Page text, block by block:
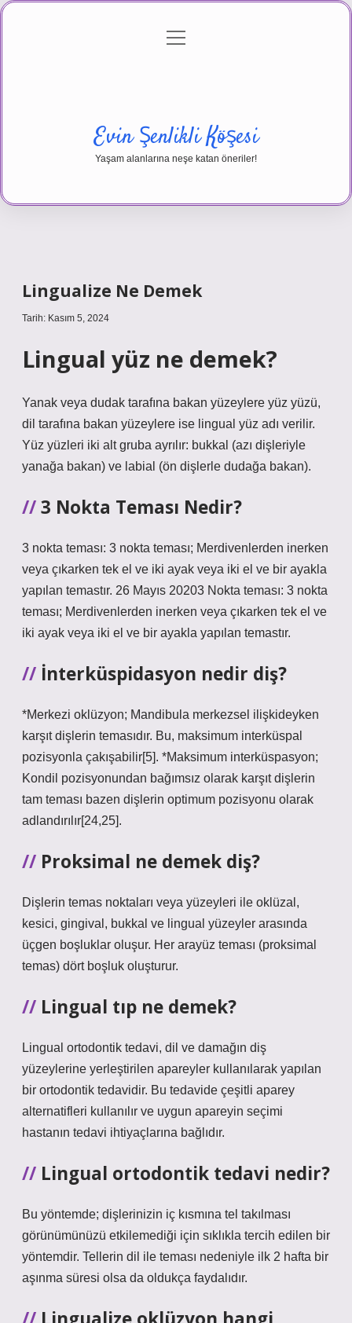
Gizlilik Politikası
menüyü
Evin Şenlikli Köşesi
Yaşam alanlarına neşe katan öneriler!
Lingualize Ne Demek
Tarih: Kasım 5, 2024
Lingual yüz ne demek?
Yanak veya dudak tarafına bakan yüzeylere yüz yüzü,
dil tarafına bakan yüzeylere ise lingual yüz adı verilir.
Yüz yüzleri iki alt gruba ayrılır: bukkal (azı dişleriyle
yanağa bakan) ve labial (ön dişlerle dudağa bakan).
3 Nokta Teması Nedir?
3 nokta teması: 3 nokta teması; Merdivenlerden inerken
veya çıkarken tek el ve iki ayak veya iki el ve bir ayakla
yapılan temastır. 26 Mayıs 20203 Nokta teması: 3 nokta
teması; Merdivenlerden inerken veya çıkarken tek el ve
iki ayak veya iki el ve bir ayakla yapılan temastır.
İnterküspidasyon nedir diş?
*Merkezi oklüzyon; Mandibula merkezsel ilişkideyken
karşıt dişlerin temasıdır. Bu, maksimum interküspal
pozisyonla çakışabilir[5]. *Maksimum interküspasyon;
Kondil pozisyonundan bağımsız olarak karşıt dişlerin
tam teması bazen dişlerin optimum pozisyonu olarak
adlandırılır[24,25].
Proksimal ne demek diş?
Dişlerin temas noktaları veya yüzeyleri ile oklüzal,
kesici, gingival, bukkal ve lingual yüzeyler arasında
üçgen boşluklar oluşur. Her arayüz teması (proksimal
temas) dört boşluk oluşturur.
Lingual tıp ne demek?
Lingual ortodontik tedavi, dil ve damağın diş
yüzeylerine yerleştirilen apareyler kullanılarak yapılan
bir ortodontik tedavidir. Bu tedavide çeşitli aparey
alternatifleri kullanılır ve uygun apareyin seçimi
hastanın tedavi ihtiyaçlarına bağlıdır.
Lingual ortodontik tedavi nedir?
Bu yöntemde; dişlerinizin iç kısmına tel takılması
görünümünüzü etkilemediği için sıklıkla tercih edilen bir
yöntemdir. Tellerin dil ile teması nedeniyle ilk 2 hafta bir
aşınma süresi olsa da oldukça faydalıdır.